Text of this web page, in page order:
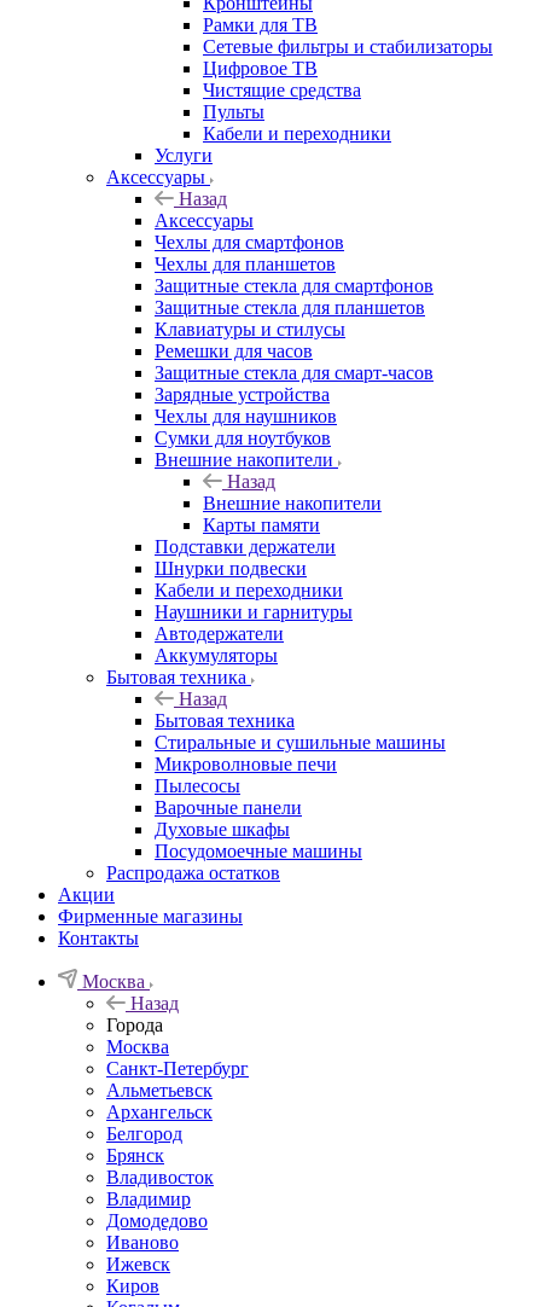
Рамки для ТВ
Сетевые фильтры и стабилизаторы
Цифровое ТВ
Чистящие средства
Пульты
Кабели и переходники
Услуги
Аксессуары
Назад
Аксессуары
Чехлы для смартфонов
Чехлы для планшетов
Защитные стекла для смартфонов
Защитные стекла для планшетов
Клавиатуры и стилусы
Ремешки для часов
Защитные стекла для смарт-часов
Зарядные устройства
Чехлы для наушников
Сумки для ноутбуков
Внешние накопители
Назад
Внешние накопители
Карты памяти
Подставки держатели
Шнурки подвески
Кабели и переходники
Наушники и гарнитуры
Автодержатели
Аккумуляторы
Бытовая техника
Назад
Бытовая техника
Стиральные и сушильные машины
Микроволновые печи
Пылесосы
Варочные панели
Духовые шкафы
Посудомоечные машины
Распродажа остатков
Акции
Фирменные магазины
Контакты
Москва
Назад
Города
Москва
Санкт-Петербург
Альметьевск
Архангельск
Белгород
Брянск
Владивосток
Владимир
Домодедово
Иваново
Ижевск
Киров